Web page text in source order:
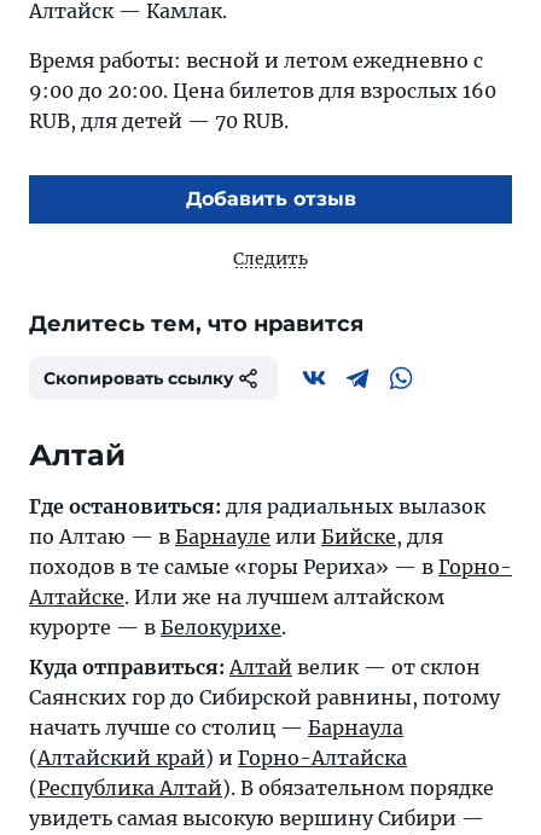
Алтайск — Камлак.
Время работы: весной и летом ежедневно с
9:00 до 20:00. Цена билетов для взрослых 160
RUB, для детей — 70 RUB.
Добавить отзыв
Следить
Делитесь тем, что нравится
Скопировать ссылку
Алтай
Где остановиться: для радиальных вылазок
по Алтаю — в Барнауле или Бийске, для
походов в те самые «горы Рериха» — в Горно-
Алтайске. Или же на лучшем алтайском
курорте — в Белокурихе.
Куда отправиться: Алтай велик — от склон
Саянских гор до Сибирской равнины, потому
начать лучше со столиц — Барнаула
(Алтайский край) и Горно-Алтайска
(Республика Алтай). В обязательном порядке
увидеть самая высокую вершину Сибири —